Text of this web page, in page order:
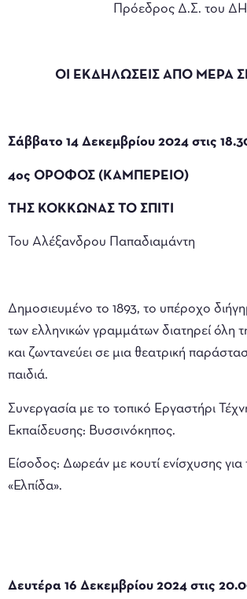
Πρόεδρος Δ.Σ. του
ΟΙ ΕΚΔΗΛΩΣΕΙΣ ΑΠΟ ΜΕΡΑ
Σάββατο 14 Δεκεμβρίου 2024 στις
4ος ΟΡΟΦΟΣ (ΚΑΜΠΕΡΕΙΟ)
ΤΗΣ ΚΟΚΚΩΝΑΣ ΤΟ ΣΠΙΤΙ
Του Αλέξανδρου Παπαδιαμάντη
Δημοσιευμένο το 1893, το υπέροχο
των ελληνικών γραμμάτων διατηρεί όλη
και ζωντανεύει σε μια θεατρική
παιδιά.
Συνεργασία με το τοπικό Εργαστήρι
Εκπαίδευσης: Βυσσινόκηπος.
Είσοδος: Δωρεάν με κουτί ενίσχυσης
«Ελπίδα».
Δευτέρα 16 Δεκεμβρίου 2024 στις